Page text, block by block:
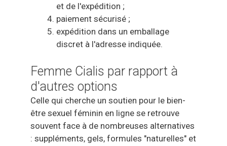
et de l'expédition ;
paiement sécurisé ;
expédition dans un emballage
discret à l'adresse indiquée.
Femme Cialis par rapport à
d'autres options
Celle qui cherche un soutien pour le bien-
être sexuel féminin en ligne se retrouve
souvent face à de nombreuses alternatives
: suppléments, gels, formules "naturelles" et